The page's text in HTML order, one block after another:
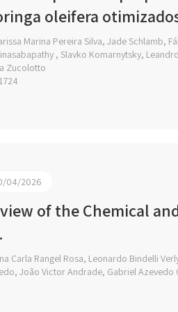
oleifera
Marina Pereira Silva, Jade Schlamb,
, Slavko Komarnytsky,
Zucolotto
04/2026
of the Chemical
Carla Rangel Rosa, Leonardo Bindelli
João Victor Andrade, Gabriel Azevedo